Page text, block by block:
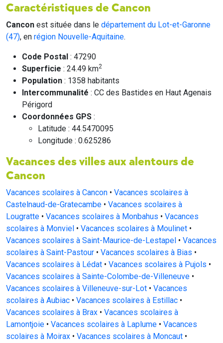
Caractéristiques de Cancon
Cancon est située dans le département du Lot-et-Garonne
(47), en région Nouvelle-Aquitaine.
Code Postal : 47290
Superficie : 24.49 km2
Population : 1358 habitants
Intercommunalité : CC des Bastides en Haut Agenais
Périgord
Coordonnées GPS :
Latitude : 44.5470095
Longitude : 0.625286
Vacances des villes aux alentours de
Cancon
Vacances scolaires à Cancon • Vacances scolaires à
Castelnaud-de-Gratecambe • Vacances scolaires à
Lougratte • Vacances scolaires à Monbahus • Vacances
scolaires à Monviel • Vacances scolaires à Moulinet •
Vacances scolaires à Saint-Maurice-de-Lestapel • Vacances
scolaires à Saint-Pastour • Vacances scolaires à Bias •
Vacances scolaires à Lédat • Vacances scolaires à Pujols •
Vacances scolaires à Sainte-Colombe-de-Villeneuve •
Vacances scolaires à Villeneuve-sur-Lot • Vacances
scolaires à Aubiac • Vacances scolaires à Estillac •
Vacances scolaires à Brax • Vacances scolaires à
Lamontjoie • Vacances scolaires à Laplume • Vacances
scolaires à Moirax • Vacances scolaires à Moncaut •